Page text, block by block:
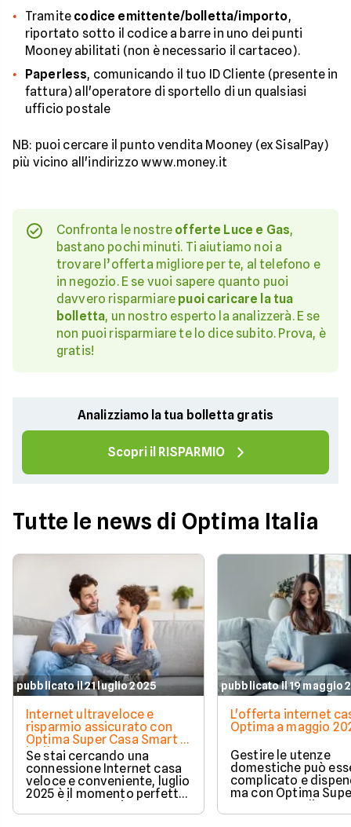
Tramite codice emittente/bolletta/importo,
riportato sotto il codice a barre in uno dei punti
Mooney abilitati (non è necessario il cartaceo).
Paperless, comunicando il tuo ID Cliente (presente in
fattura) all'operatore di sportello di un qualsiasi
ufficio postale
NB: puoi cercare il punto vendita Mooney (ex SisalPay)
più vicino all'indirizzo www.money.it
Confronta le nostre offerte Luce e Gas,
bastano pochi minuti. Ti aiutiamo noi a
trovare l’offerta migliore per te, al telefono e
in negozio. E se vuoi sapere quanto puoi
davvero risparmiare puoi caricare la tua
bolletta, un nostro esperto la analizzerà. E se
non puoi risparmiare te lo dice subito. Prova, è
gratis!
Analizziamo la tua bolletta gratis
Scopri il RISPARMIO
Tutte le news di Optima Italia
pubblicato il 21 luglio 2025
Internet ultraveloce e
risparmio assicurato con
Optima Super Casa Smart a
luglio 2025
Se stai cercando una
connessione Internet casa
veloce e conveniente, luglio
2025 è il momento perfetto
per attivare Optima Super
Casa Smart, un’offerta
pubblicato il 19 maggio
L'offerta internet
Optima a maggio
Gestire le utenze
domestiche può
complicato e
ma con Optima
Smart tutto
semplice ed